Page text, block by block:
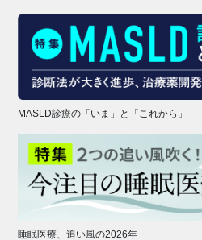
MASLD診療の「いま」と「これから」
睡眠医療、追い風の2026年